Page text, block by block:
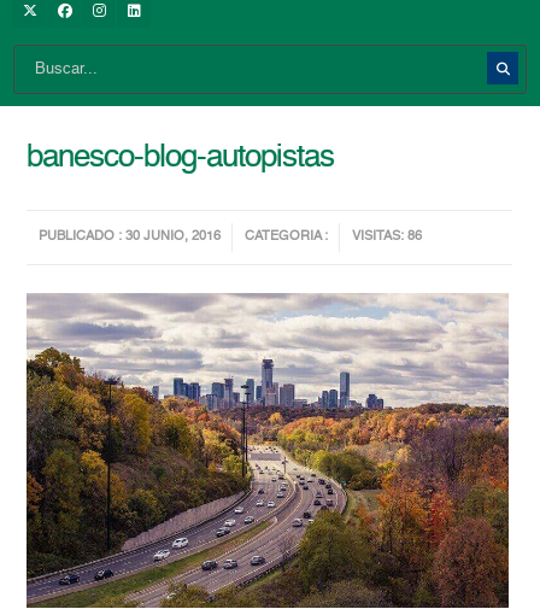
banesco-blog-autopistas
PUBLICADO : 30 JUNIO, 2016 CATEGORIA : VISITAS: 86